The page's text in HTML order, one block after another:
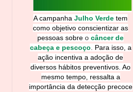
A campanha Julho Verde tem
como objetivo conscientizar as
pessoas sobre o câncer de
cabeça e pescoço
Para isso, a
ação incentiva a adoção de
diversos hábitos preventivos. Ao
mesmo tempo, ressalta a
importância da detecção precoce